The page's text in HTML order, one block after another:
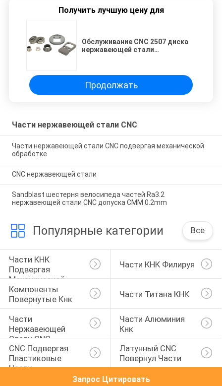
Получить лучшую цену для
Обслуживание CNC 2507 диска
нержавеющей стали
Продолжать
Части нержавеющей стали CNC
Части нержавеющей стали CNC подвергая механической
обработке
CNC нержавеющей стали
Sandblast шестерня велосипеда частей Ra3.2
нержавеющей стали CNC допуска CMM 0.2mm
Популярные категории Все
Части КНК
Подвергая
Механической
Обработке
Части КНК Филируя
Компоненты
Повернутые Кнк
Части Титана КНК
Части
Нержавеющей
Стали CNC
Части Алюминия
Кнк
CNC Подвергая
Пластиковые
Части
Латунный CNC
Повернул Части
Запрос Цитировать